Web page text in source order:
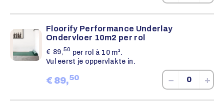
Floorify Performance Underlay
Ondervloer 10m2 per rol
€ 89,50 per rol à 10 m².
Vul eerst je oppervlakte in.
€ 89,50 − +